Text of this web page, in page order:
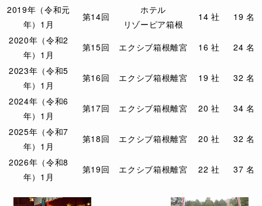
2019年（令和元
年）1月
第14回
ホテル
リゾーピア箱根
14 社
19 名
2020年（令和2
年）1月
第15回 エクシブ箱根離宮 16 社
24 名
2023年（令和5
年）1月
第16回 エクシブ箱根離宮 19 社
32 名
2024年（令和6
年）1月
第17回 エクシブ箱根離宮 20 社
34 名
2025年（令和7
年）1月
第18回 エクシブ箱根離宮 20 社
32 名
2026年（令和8
年）1月
第19回 エクシブ箱根離宮 22 社 37 名